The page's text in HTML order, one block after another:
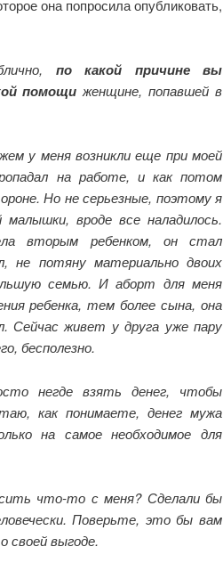
она попросила опубликовать,
по какой причине вы
помощи женщине, попавшей в
у меня возникли еще при моей
на работе, и как потом
Но не серьезные, поэтому я
вроде все наладилось.
вторым ребенком, он стал
не потяну материально двоих
семью. И аборт для меня
ребенка, тем более сына, она
Сейчас живет у друга уже пару
бесполезно.
негде взять денег, чтобы
как понимаете, денег мужа
на самое необходимое для
что-то с меня? Сделали бы
Поверьте, это бы вам
своей выгоде.